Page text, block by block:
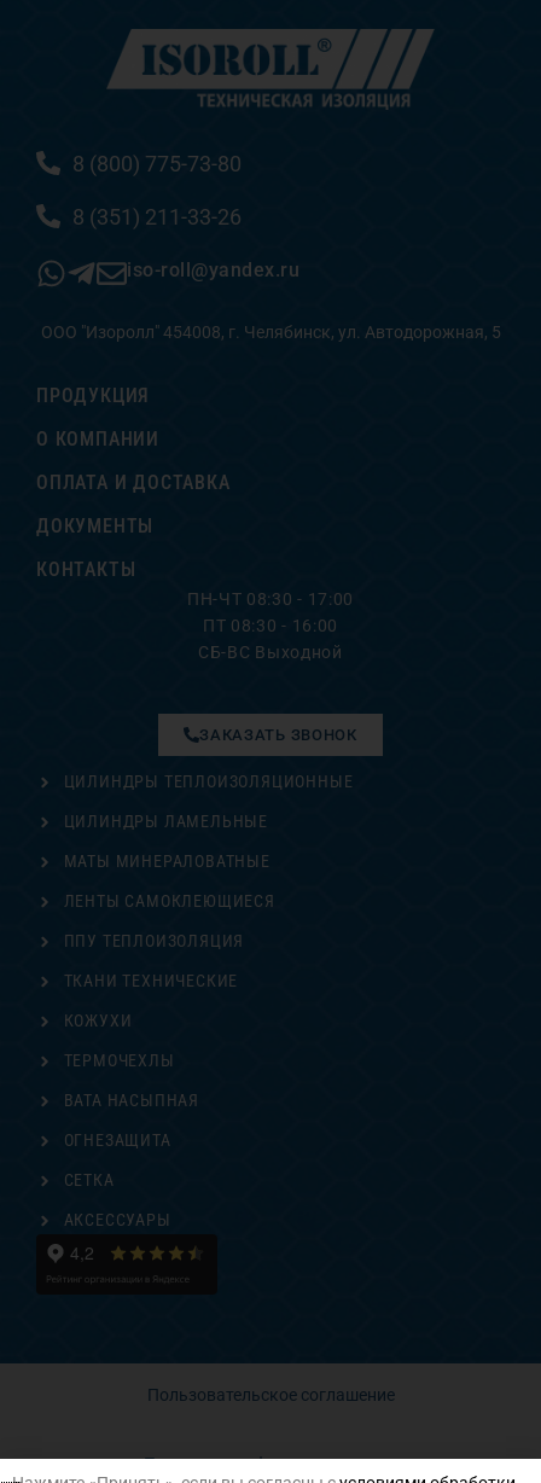
8 (800) 775-73-80
8 (351) 211-33-26
iso-roll@yandex.ru
ООО "Изоролл" 454008, г. Челябинск, ул. Автодорожная, 5
ПРОДУКЦИЯ
О КОМПАНИИ
ОПЛАТА И ДОСТАВКА
ДОКУМЕНТЫ
КОНТАКТЫ
ПН-ЧТ 08:30 - 17:00
ПТ 08:30 - 16:00
СБ-ВС Выходной
ЦИЛИНДРЫ ТЕПЛОИЗОЛЯЦИОННЫЕ
ЦИЛИНДРЫ ЛАМЕЛЬНЫЕ
МАТЫ МИНЕРАЛОВАТНЫЕ
ЛЕНТЫ САМОКЛЕЮЩИЕСЯ
ППУ ТЕПЛОИЗОЛЯЦИЯ
ТКАНИ ТЕХНИЧЕСКИЕ
ЗАКАЗАТЬ ЗВОНОК
КОЖУХИ
ТЕРМОЧЕХЛЫ
ВАТА НАСЫПНАЯ
ОГНЕЗАЩИТА
СЕТКА
АКСЕССУАРЫ
Пользовательское соглашение
Политика конфиденциальности